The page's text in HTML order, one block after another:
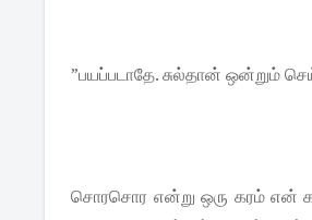
”பயப்படாதே. சுல்தான் ஒன்றும்
சொரசொர என்று ஒரு கரம் என்